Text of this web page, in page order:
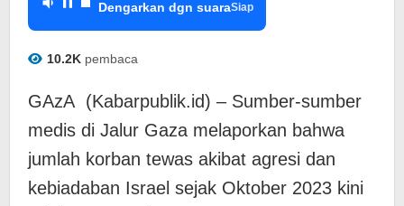
Dengarkan dgn suaraSiap
10.2K pembaca
GAzA (Kabarpublik.id) – Sumber-sumber
medis di Jalur Gaza melaporkan bahwa
jumlah korban tewas akibat agresi dan
kebiadaban Israel sejak Oktober 2023 kini